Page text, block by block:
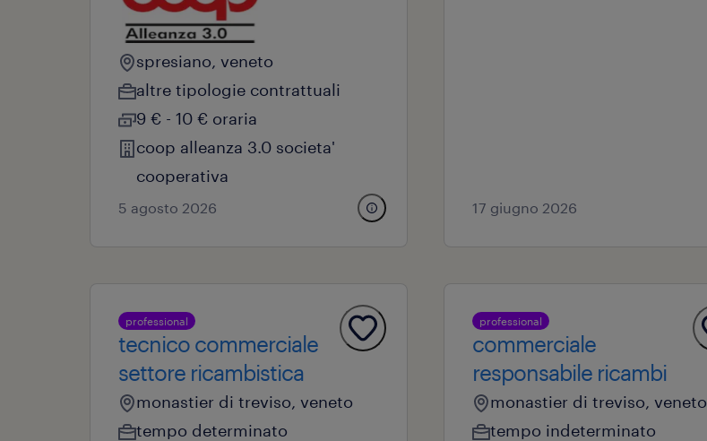
spresiano, veneto
altre tipologie contrattuali
9 € - 10 € oraria
coop alleanza 3.0 societa'
cooperativa
5 agosto 2026 17 giugno 2026
professional
tecnico commerciale
settore ricambistica
monastier di treviso, veneto
tempo determinato
professional
commerciale
responsabile ricambi
monastier di treviso, veneto
tempo indeterminato